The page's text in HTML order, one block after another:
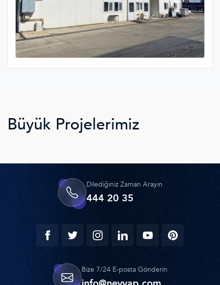
Büyük Projelerimiz
Dilediğiniz Zaman Arayın
444 20 35
Bize 7/24 E-posta Gönderin